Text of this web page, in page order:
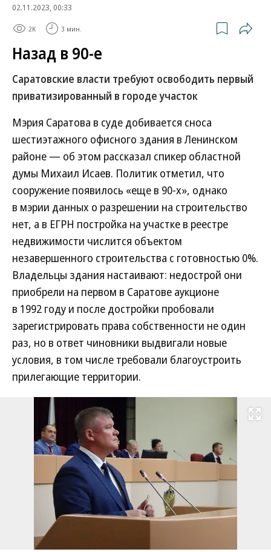
02.11.2023, 00:33
2K 3 мин.
Назад в 90-е
Саратовские власти требуют освободить первый
приватизированный в городе участок
Мэрия Саратова в суде добивается сноса
шестиэтажного офисного здания в Ленинском
районе — об этом рассказал спикер областной
думы Михаил Исаев. Политик отметил, что
сооружение появилось «еще в 90-х», однако
в мэрии данных о разрешении на строительство
нет, а в ЕГРН постройка на участке в реестре
недвижимости числится объектом
незавершенного строительства с готовностью 0%.
Владельцы здания настаивают: недострой они
приобрели на первом в Саратове аукционе
в 1992 году и после достройки пробовали
зарегистрировать права собственности не один
раз, но в ответ чиновники выдвигали новые
условия, в том числе требовали благоустроить
прилегающие территории.
Развернуть